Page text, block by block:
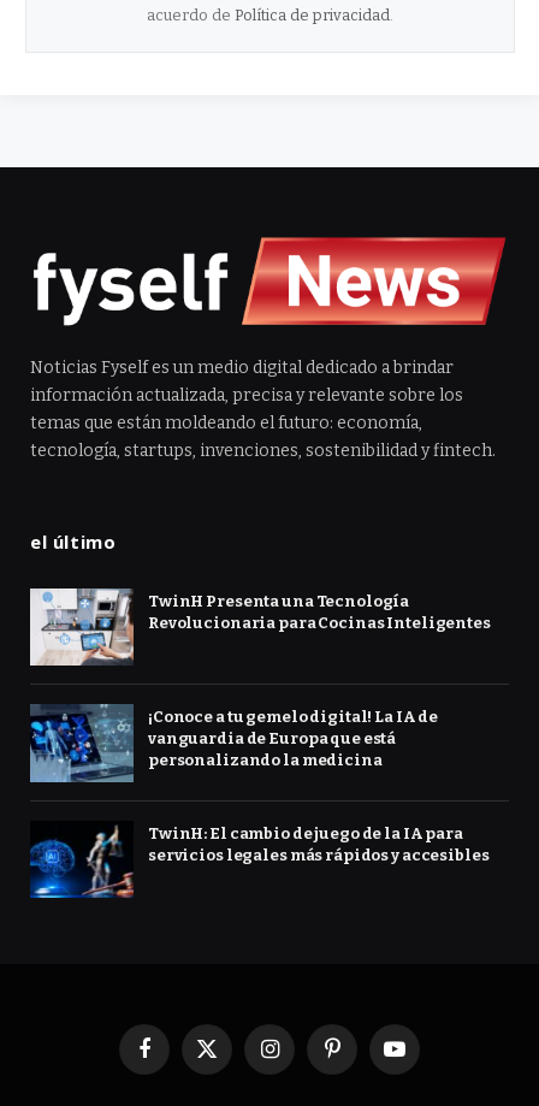
acuerdo de Política de privacidad
Noticias Fyself es un medio digital dedicado a brindar
información actualizada, precisa y relevante sobre los
temas que están moldeando el futuro: economía,
tecnología, startups, invenciones, sostenibilidad y fintech.
el último
TwinH Presenta una Tecnología
Revolucionaria para Cocinas Inteligentes
¡Conoce a tu gemelo digital! La IA de
vanguardia de Europa que está
personalizando la medicina
TwinH: El cambio de juego de la IA para
servicios legales más rápidos y accesibles
Facebook
X
InstagramPinterestYouTube